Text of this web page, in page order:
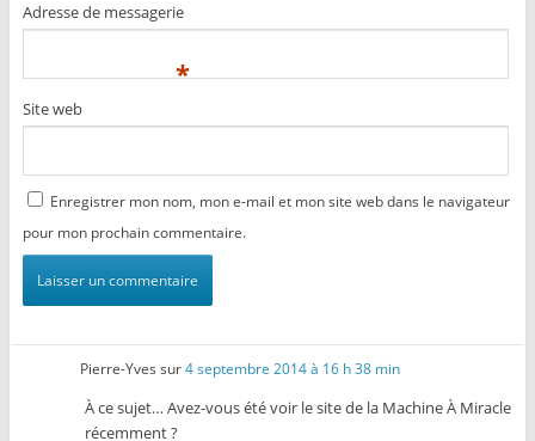
Adresse de messagerie
*
Site web
Enregistrer mon nom, mon e-mail et mon site web dans le navigateur
pour mon prochain commentaire.
Pierre-Yves sur4 septembre 2014 à 16 h 38 min
À ce sujet… Avez-vous été voir le site de la Machine À Miracle
récemment ?